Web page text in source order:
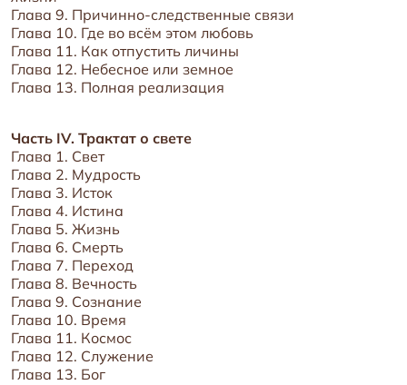
Глава 9. Причинно-следственные связи
Глава 10. Где во всём этом любовь
Глава 11. Как отпустить личины
Глава 12. Небесное или земное
Глава 13. Полная реализация
Часть IV. Трактат о свете
Глава 1. Свет
Глава 2. Мудрость
Глава 3. Исток
Глава 4. Истина
Глава 5. Жизнь
Глава 6. Смерть
Глава 7. Переход
Глава 8. Вечность
Глава 9. Сознание
Глава 10. Время
Глава 11. Космос
Глава 12. Служение
Глава 13. Бог